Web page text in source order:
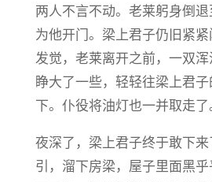
两人不言不动。老莱躬身倒
为他开门。梁上君子仍旧紧
发觉，老莱离开之前，一双
睁大了一些，轻轻往梁上君
下。仆役将油灯也一并取走了
夜深了，梁上君子终于敢下
引，溜下房梁，屋子里面黑